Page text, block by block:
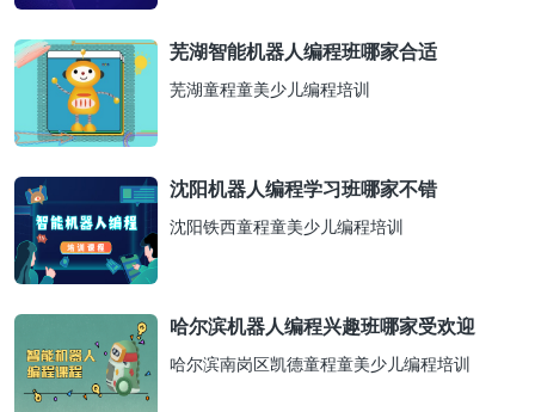
芜湖智能机器人编程班哪家合适
芜湖童程童美少儿编程培训
沈阳机器人编程学习班哪家不错
沈阳铁西童程童美少儿编程培训
哈尔滨机器人编程兴趣班哪家受欢迎
哈尔滨南岗区凯德童程童美少儿编程培训